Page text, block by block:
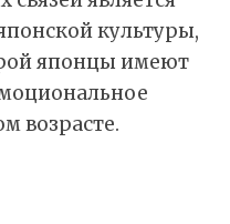
культуры,
японцы имеют
возрасте.